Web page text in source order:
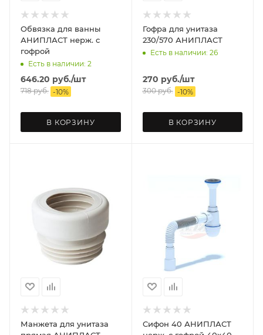
Обвязка для ванны
АНИПЛАСТ нерж. с
гофрой
Есть в наличии: 2
646.20 руб./шт
718руб. -10%
В КОРЗИНУ
Гофра для унитаза
230/570 АНИПЛАСТ
Есть в наличии: 26
270 руб./шт
300руб. -10%
В КОРЗИНУ
Манжета для унитаза
Сифон 40 АНИПЛАСТ